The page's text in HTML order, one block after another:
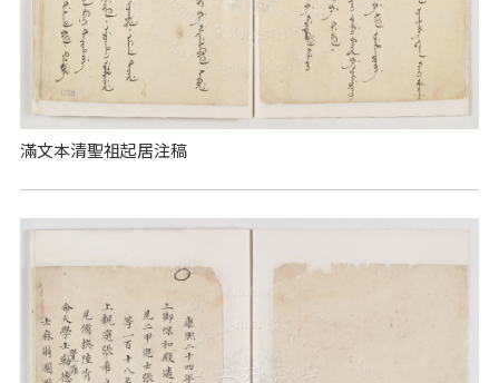
滿文本清聖祖起居注稿